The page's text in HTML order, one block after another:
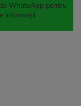
WhatsApp pentru
informații